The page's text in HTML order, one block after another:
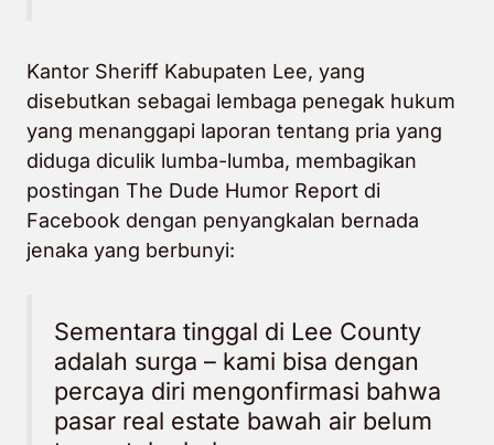
Kantor Sheriff Kabupaten Lee, yang
disebutkan sebagai lembaga penegak hukum
yang menanggapi laporan tentang pria yang
diduga diculik lumba-lumba, membagikan
postingan The Dude Humor Report di
Facebook dengan penyangkalan bernada
jenaka yang berbunyi:
Sementara tinggal di Lee County
adalah surga – kami bisa dengan
percaya diri mengonfirmasi bahwa
pasar real estate bawah air belum